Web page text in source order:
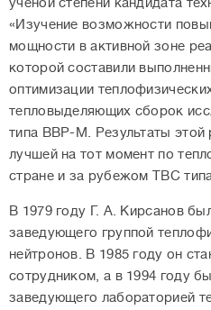
«Изучение возможности
мощности в активной зоне
которой составили
оптимизации
тепловыделяющих сборок
типа ВВР-М. Результаты
лучшей на тот момент по
стране и за рубежом ТВС
В 1979 году Г. А. Кирсанов
заведующего группой
нейтронов. В 1985 году он
сотрудником, а в 1994 году
заведующего лабораторией